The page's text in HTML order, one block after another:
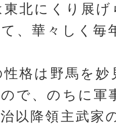
東北にくり展
、華々しく毎
格は野馬を
で、のちに軍
以降領主武家